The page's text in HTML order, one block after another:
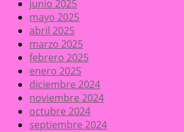
junio 2025
mayo 2025
abril 2025
marzo 2025
febrero 2025
enero 2025
diciembre 2024
noviembre 2024
octubre 2024
septiembre 2024